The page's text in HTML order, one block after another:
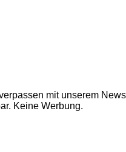
mit unserem
Keine Werbung.